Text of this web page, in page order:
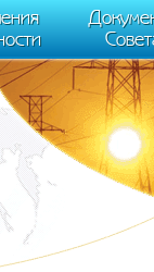
j++) {if
(window,